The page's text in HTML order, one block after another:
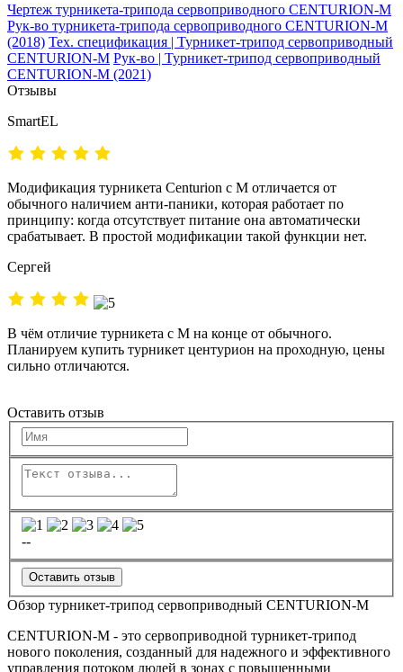
Чертеж турникета-трипода сервоприводного CENTURION-M
Рук-во турникета-трипода сервоприводного CENTURION-M
(2018) Тех. спецификация | Турникет-трипод сервоприводный
CENTURION-M Рук-во | Турникет-трипод сервоприводный
CENTURION-M (2021)
Отзывы
SmartEL
Модификация турникета Centurion с M отличается от
обычного наличием анти-паники, которая работает по
принципу: когда отсутствует питание она автоматически
срабатывает. В простой модификации такой функции нет.
Сергей
В чём отличие турникета с М на конце от обычного.
Планируем купить турникет центурион на проходную, цены
сильно отличаются.
Оставить отзыв
--
Оставить отзыв
Обзор турникет-трипод сервоприводный CENTURION-M
CENTURION-M - это сервоприводной турникет-трипод
нового поколения, созданный для надежного и эффективного
управления потоком людей в зонах с повышенными